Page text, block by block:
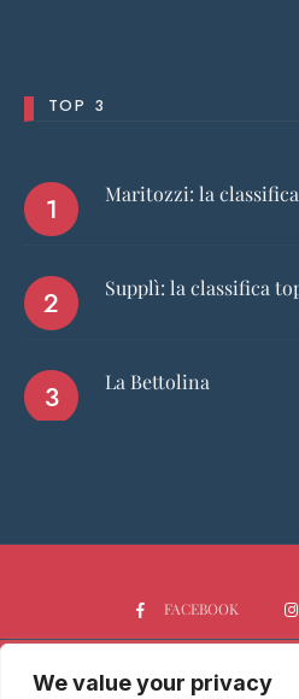
We value your privacy
TOP 3
Maritozzi: la
Supplì: la classifica
La Bettolina
FACEBOOK
HOME CHI SIAMO